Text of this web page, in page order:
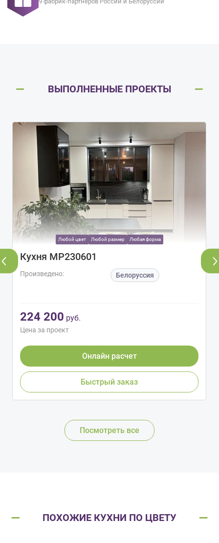
ВЫПОЛНЕННЫЕ ПРОЕКТЫ
Любой цвет Любой размер Любая форма
Кухня МР230601
Произведено: Белоруссия
224 200 руб.
Цена за проект
Онлайн расчет
Быстрый заказ
Посмотреть все
ПОХОЖИЕ КУХНИ ПО ЦВЕТУ